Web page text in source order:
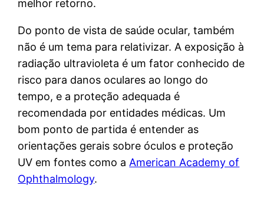
melhor retorno.
Do ponto de vista de saúde ocular, também
não é um tema para relativizar. A exposição à
radiação ultravioleta é um fator conhecido de
risco para danos oculares ao longo do
tempo, e a proteção adequada é
recomendada por entidades médicas. Um
bom ponto de partida é entender as
orientações gerais sobre óculos e proteção
UV em fontes como a American Academy of
Ophthalmology.